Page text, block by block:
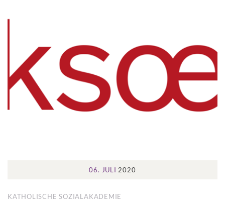
06. JULI 2020
KATHOLISCHE SOZIALAKADEMIE